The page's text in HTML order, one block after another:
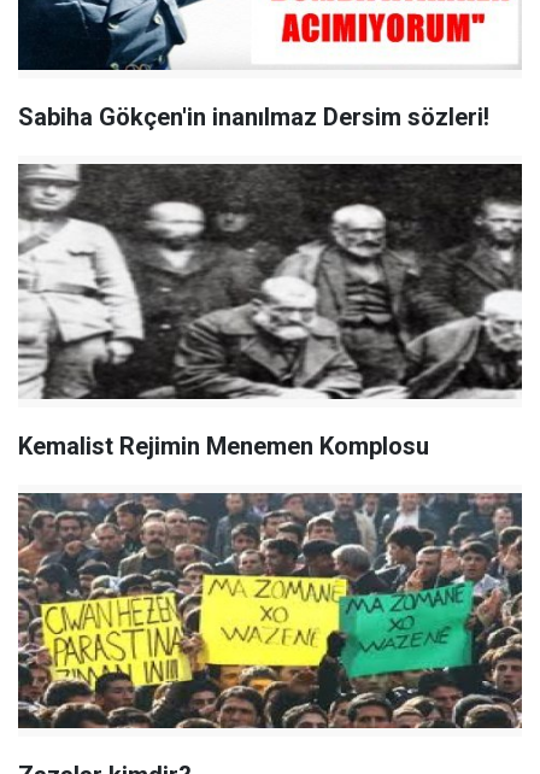
Sabiha Gökçen'in inanılmaz Dersim sözleri!
Kemalist Rejimin Menemen Komplosu